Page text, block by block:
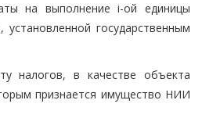
на выполнение i-ой единицы
установленной государственным
налогов, в качестве объекта
признается имущество НИИ